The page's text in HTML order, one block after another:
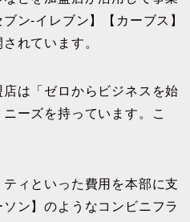
ン-イレブン】【カーブス】
れています。
は「ゼロからビジネスを始
ーズを持っています。こ
ィといった費用を本部に支
ン】のようなコンビニフラ